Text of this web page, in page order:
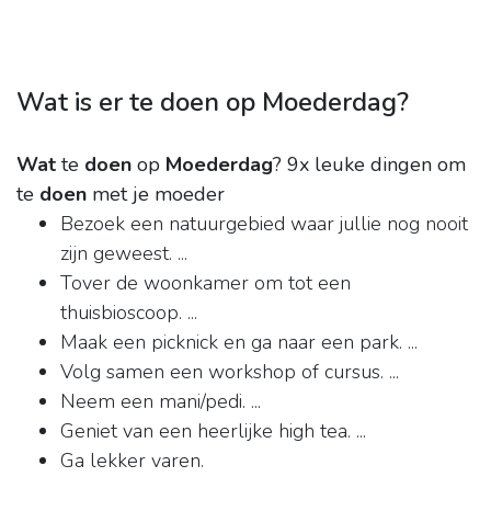
Wat is er te doen op Moederdag?
Wat te doen op Moederdag? 9x leuke dingen om
te doen met je moeder
Bezoek een natuurgebied waar jullie nog nooit
zijn geweest. ...
Tover de woonkamer om tot een
thuisbioscoop. ...
Maak een picknick en ga naar een park. ...
Volg samen een workshop of cursus. ...
Neem een mani/pedi. ...
Geniet van een heerlijke high tea. ...
Ga lekker varen.